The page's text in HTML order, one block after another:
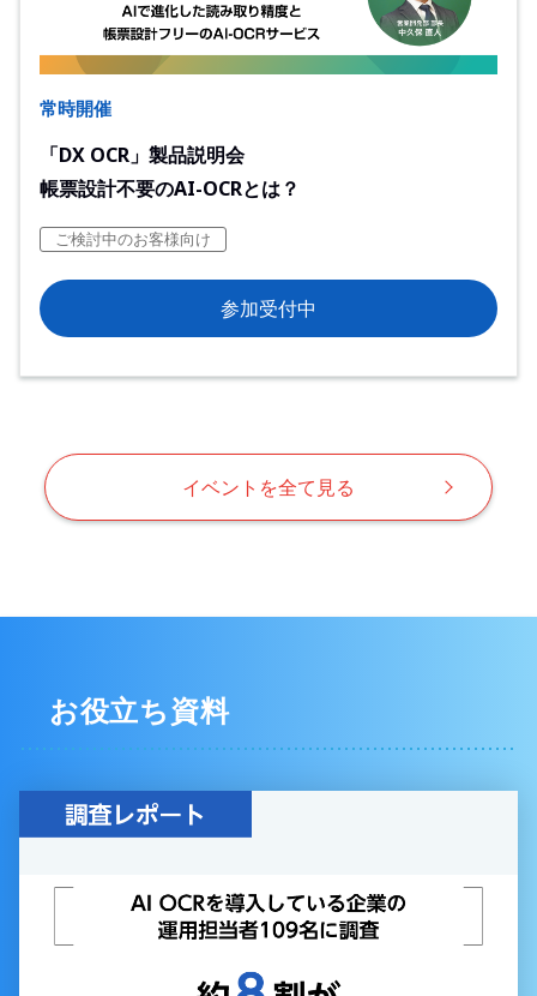
常時開催
「DX OCR」製品説明会
帳票設計不要のAI-OCRとは？
ご検討中のお客様向け
参加受付中
イベントを全て見る
お役立ち資料